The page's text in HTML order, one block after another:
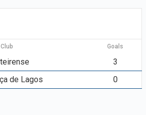
Club Goals
3
de Lagos
0